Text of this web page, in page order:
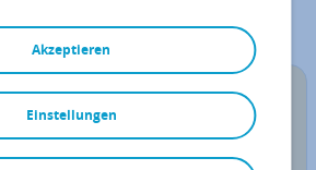
Akzeptieren
Einstellungen